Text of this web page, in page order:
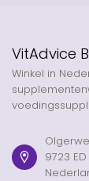
VitAdvice
Winkel in
9723